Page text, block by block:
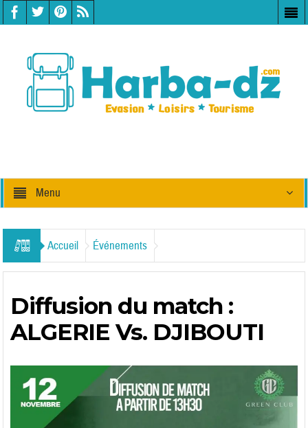
Menu
Accueil Événements
Diffusion du match :
ALGERIE Vs. DJIBOUTI